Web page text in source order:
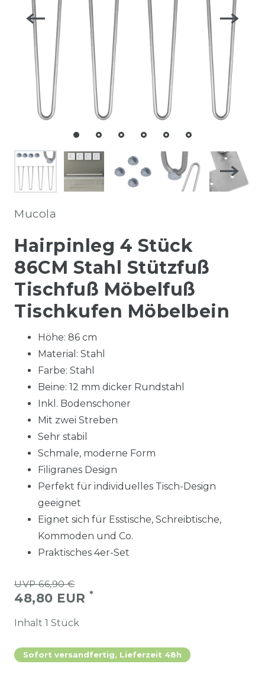
Mucola
Hairpinleg 4 Stück
86CM Stahl Stützfuß
Tischfuß Möbelfuß
Tischkufen Möbelbein
Höhe: 86 cm
Material: Stahl
Farbe: Stahl
Beine: 12 mm dicker Rundstahl
Inkl. Bodenschoner
Mit zwei Streben
Sehr stabil
Schmale, moderne Form
Filigranes Design
Perfekt für individuelles Tisch-Design
geeignet
Eignet sich für Esstische, Schreibtische,
Kommoden und Co.
Praktisches 4er-Set
UVP 66,90 €
48,80 EUR *
Inhalt 1 Stück
Sofort versandfertig, Lieferzeit 48h